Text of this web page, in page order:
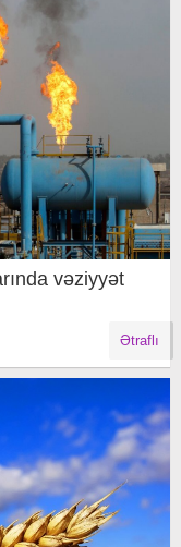
vəziyyət
Ətraflı